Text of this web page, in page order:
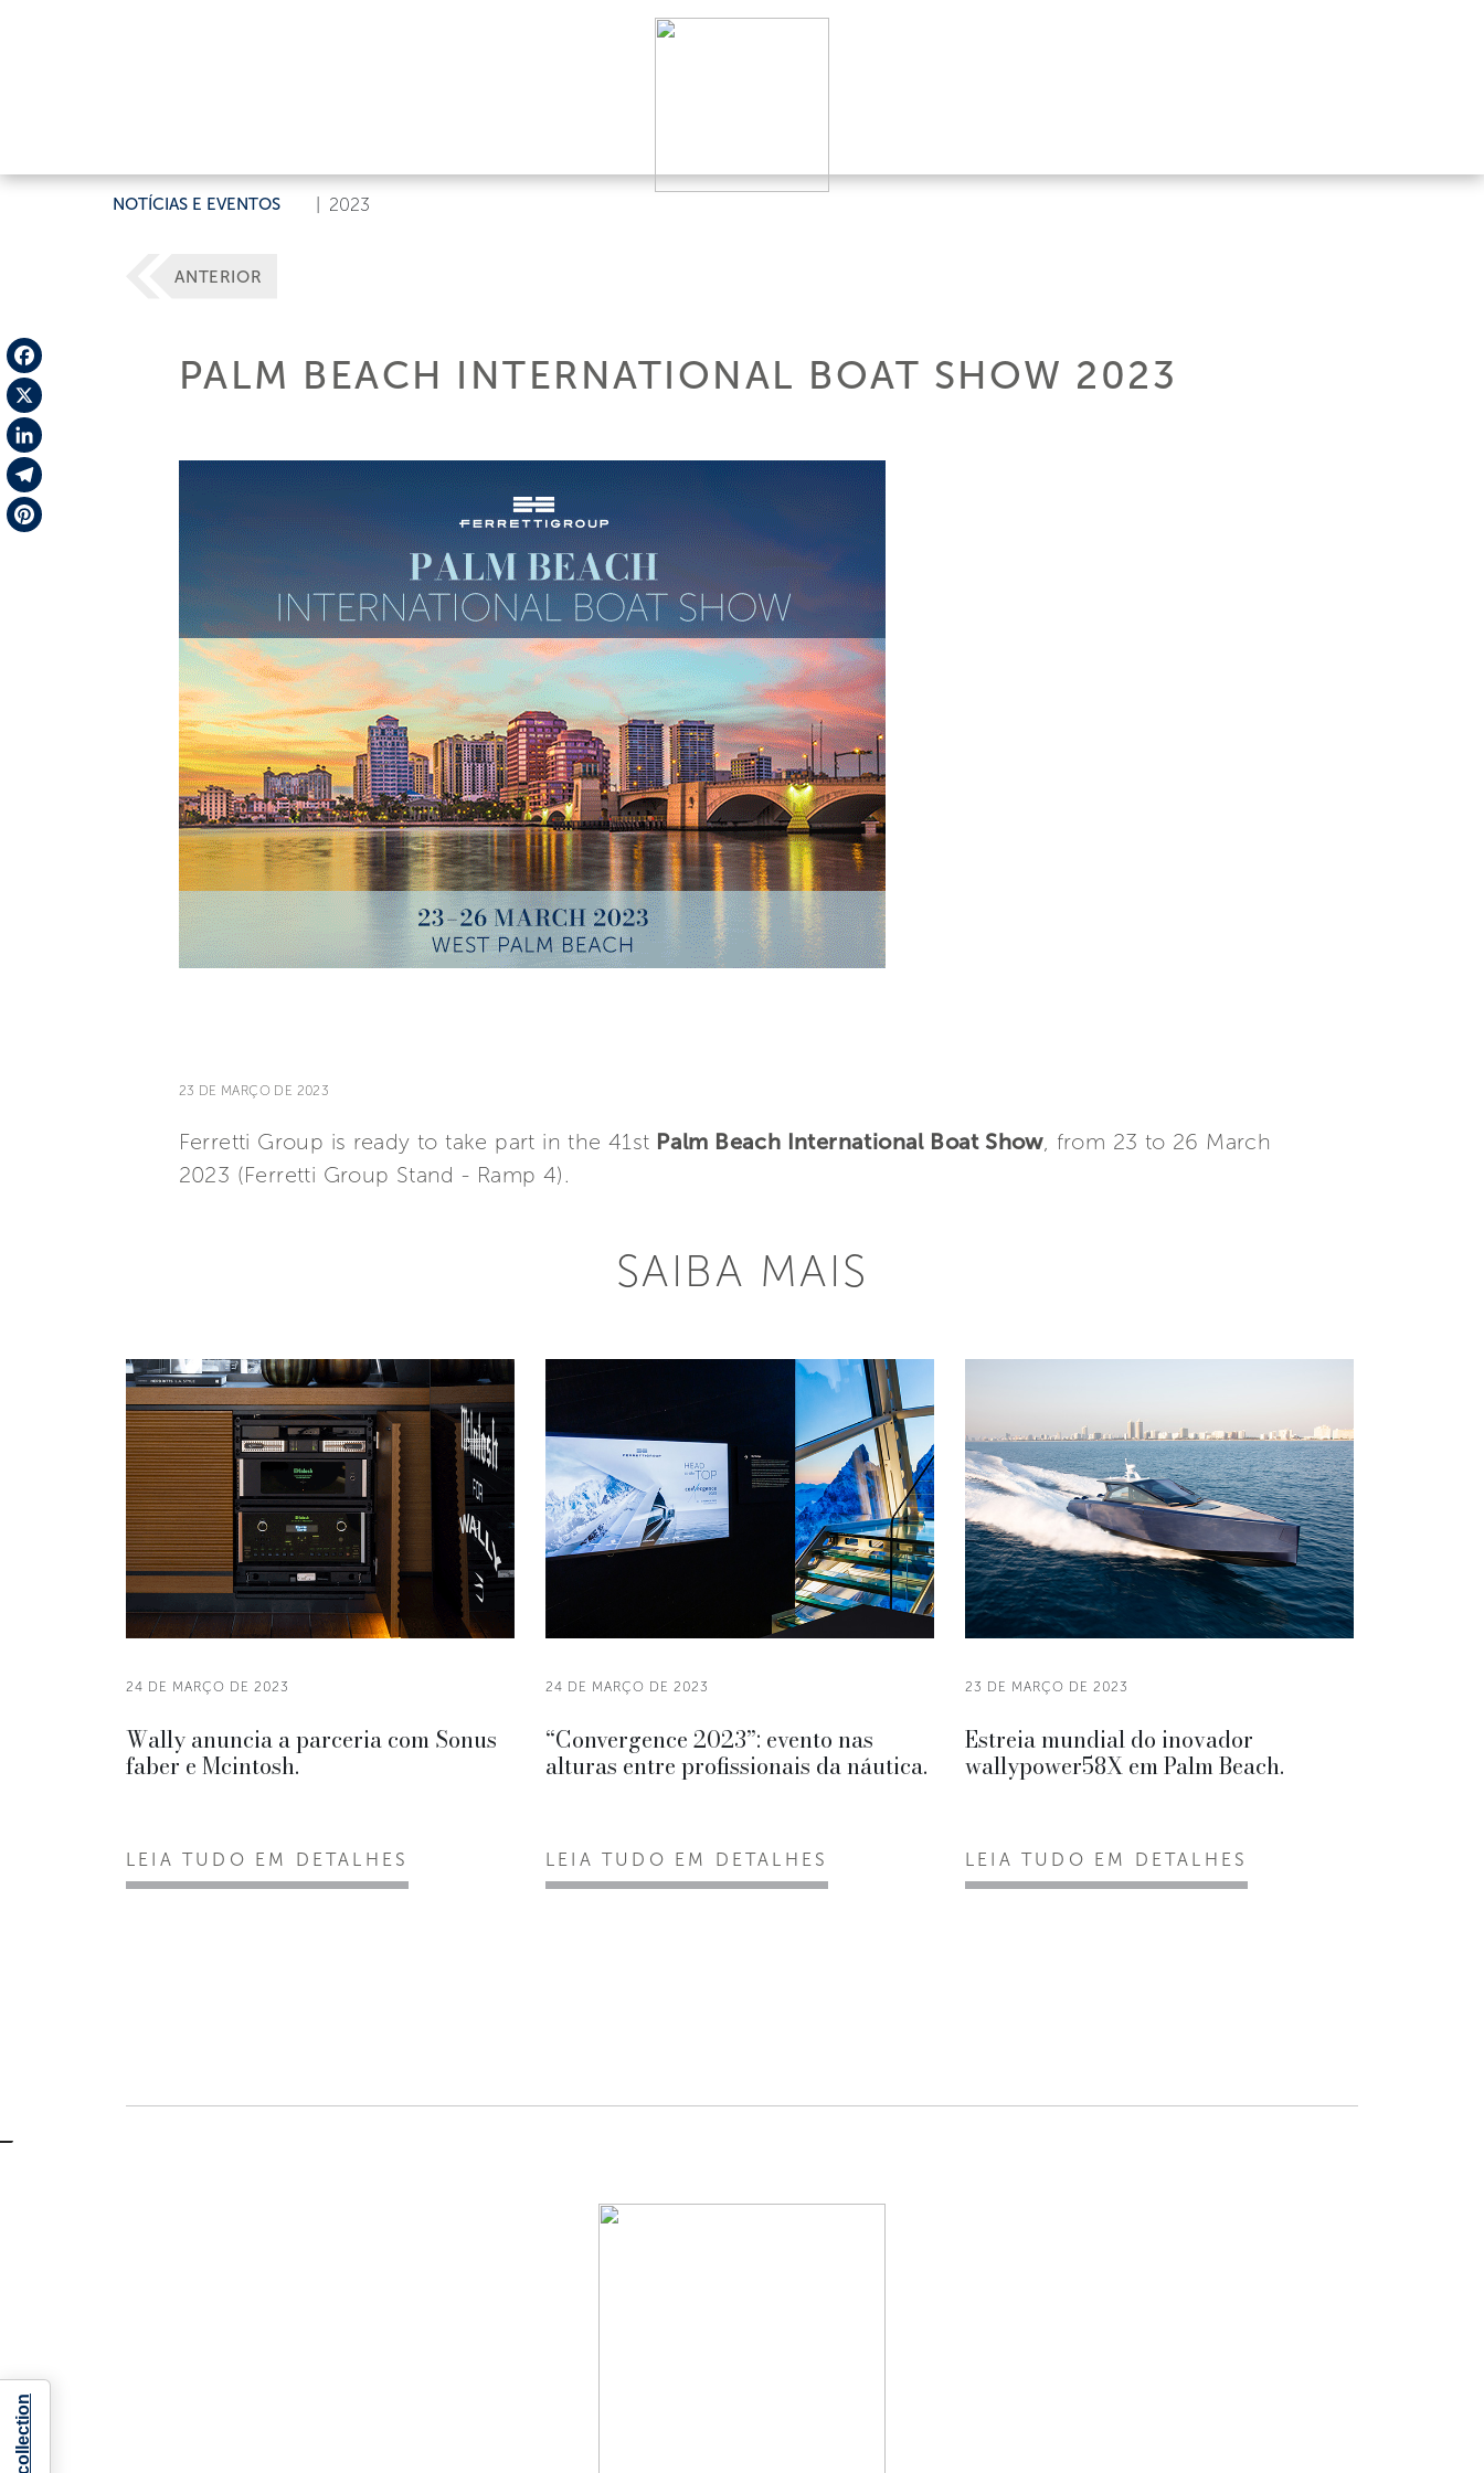
NOTÍCIAS E EVENTOS 2023
Facebook
X
LinkedIn
Telegram
ANTERIOR
PALM BEACH INTERNATIONAL BOAT SHOW 2023
23 DE MARÇO DE 2023
Ferretti Group is ready to take part in the 41st Palm Beach International Boat Show, from 23 to 26 March
2023 (Ferretti Group Stand - Ramp 4).
SAIBA MAIS
24 DE MARÇO DE 2023
Wally anuncia a parceria com Sonus
faber e Mcintosh.
LEIA TUDO EM DETALHES
24 DE MARÇO DE 2023
“Convergence 2023”: evento nas
alturas entre profissionais da náutica.
LEIA TUDO EM DETALHES
23 DE MARÇO DE 2023
Estreia mundial do inovador
wallypower58X em Palm Beach.
LEIA TUDO EM DETALHES